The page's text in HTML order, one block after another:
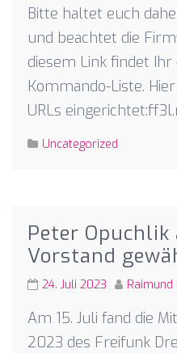
Bitte haltet euch
und beachtet die
diesem Link findet
Kommando-Liste.
URLs
Uncategorized
Peter
Vorstand
24. Juli 2023
Am 15. Juli fand die
2023 des Freifunk